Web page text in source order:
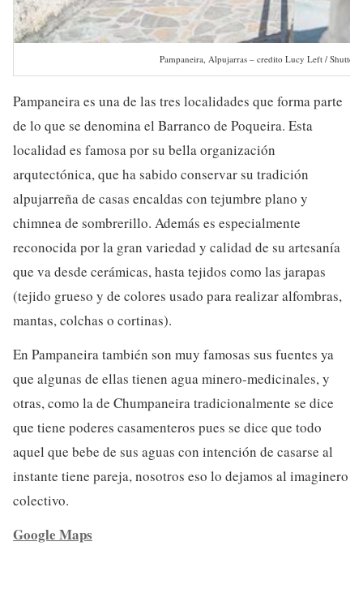
Pampaneira, Alpujarras – credito Lucy Left /
Pampaneira es una de las tres localidades que forma parte
de lo que se denomina el Barranco de Poqueira. Esta
localidad es famosa por su bella organización
arqutectónica, que ha sabido conservar su tradición
alpujarreña de casas encaldas con tejumbre plano y
chimnea de sombrerillo. Además es especialmente
reconocida por la gran variedad y calidad de su artesanía
que va desde cerámicas, hasta tejidos como las jarapas
(tejido grueso y de colores usado para realizar alfombras,
mantas, colchas o cortinas).
En Pampaneira también son muy famosas sus fuentes ya
que algunas de ellas tienen agua minero-medicinales, y
otras, como la de Chumpaneira tradicionalmente se dice
que tiene poderes casamenteros pues se dice que todo
aquel que bebe de sus aguas con intención de casarse al
instante tiene pareja, nosotros eso lo dejamos al imaginero
colectivo.
Google Maps